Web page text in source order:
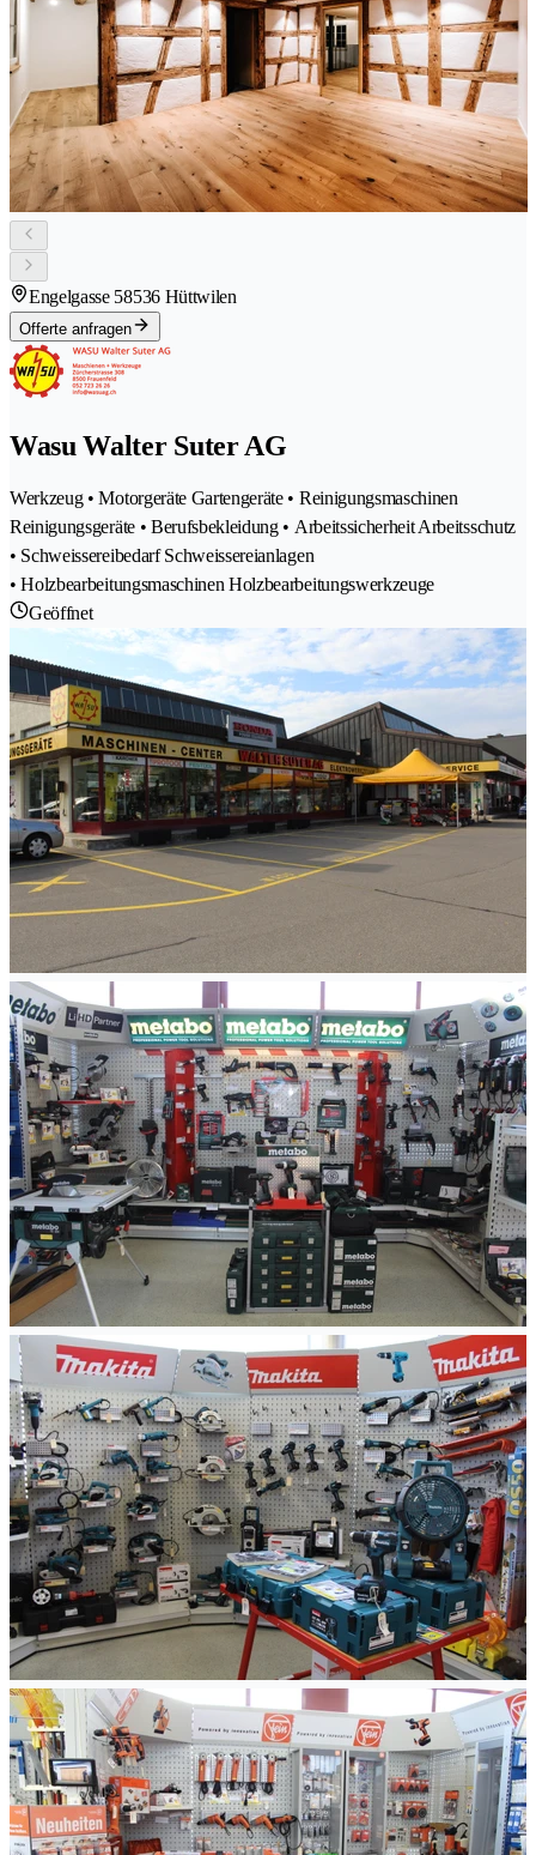
Engelgasse 58536 Hüttwilen
Offerte anfragen
Wasu Walter Suter AG
Werkzeug • Motorgeräte Gartengeräte • Reinigungsmaschinen
Reinigungsgeräte • Berufsbekleidung • Arbeitssicherheit Arbeitsschutz
• Schweissereibedarf Schweissereianlagen
• Holzbearbeitungsmaschinen Holzbearbeitungswerkzeuge
Geöffnet